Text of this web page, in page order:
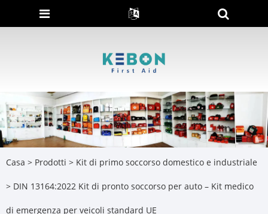
Casa > Prodotti > Kit di primo soccorso domestico e industriale
> DIN 13164:2022 Kit di pronto soccorso per auto – Kit medico
di emergenza per veicoli standard UE